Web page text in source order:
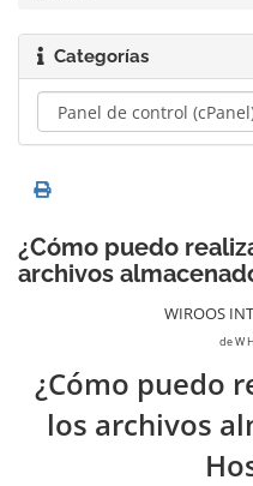
Categorías
¿Cómo puedo
archivos
WIROOS
de W
¿Cómo puedo
los archivos